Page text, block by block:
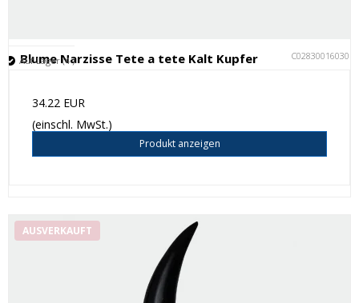
Blume Narzisse Tete a tete Kalt Kupfer C028300160301
Auf Lager (4 )
34.22 EUR
(einschl. MwSt.)
Produkt anzeigen
AUSVERKAUFT